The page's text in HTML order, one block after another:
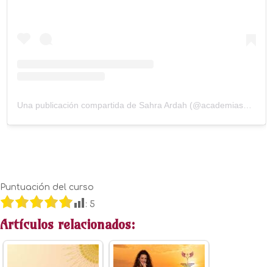
Una publicación compartida de Sahra Ardah (@academiasahraardah)
Puntuación del curso
: 5
Artículos relacionados: